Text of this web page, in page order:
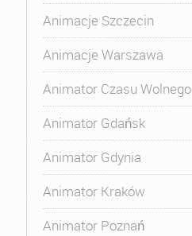
Animacje Szczecin
Animacje Warszawa
Animator Czasu Wolnego
Animator Gdańsk
Animator Gdynia
Animator Kraków
Animator Poznań